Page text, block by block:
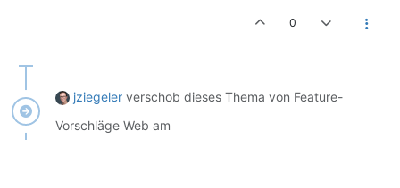
0
jziegeler verschob dieses Thema von Feature-
Vorschläge Web am